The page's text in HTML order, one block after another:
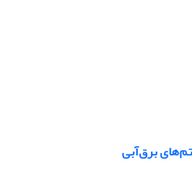
برق‌آبی